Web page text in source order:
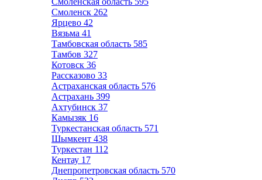
Смоленск 262
Ярцево 42
Вязьма 41
Тамбовская область 585
Тамбов 327
Котовск 36
Рассказово 33
Астраханская область 576
Астрахань 399
Ахтубинск 37
Камызяк 16
Туркестанская область 571
Шымкент 438
Туркестан 112
Кентау 17
Днепропетровская область 570